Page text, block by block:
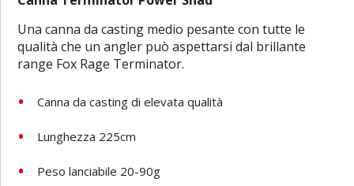
Una canna da casting medio pesante con tutte le
qualità che un angler può aspettarsi dal brillante
range Fox Rage Terminator.
Canna da casting di elevata qualità
Lunghezza 225cm
Peso lanciabile 20-90g